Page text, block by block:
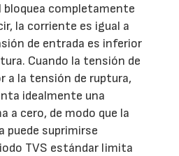
bloquea completamente
la corriente es igual a
de entrada es inferior
Cuando la tensión de
a la tensión de ruptura,
idealmente una
a cero, de modo que la
suprimirse
TVS estándar limita